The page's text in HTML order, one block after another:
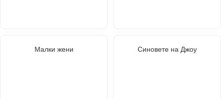
Малки жени Синовете на Джоу